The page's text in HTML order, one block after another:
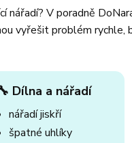
nářadí? V poradně
vyřešit problém rychle,
Dílna a nářadí
nářadí jiskří
špatné uhlíky